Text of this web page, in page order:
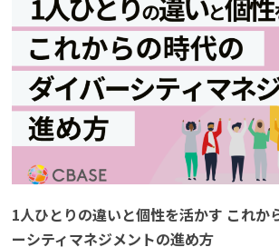
1人ひとりの違いと個性を活かす これか
ーシティマネジメントの進め方